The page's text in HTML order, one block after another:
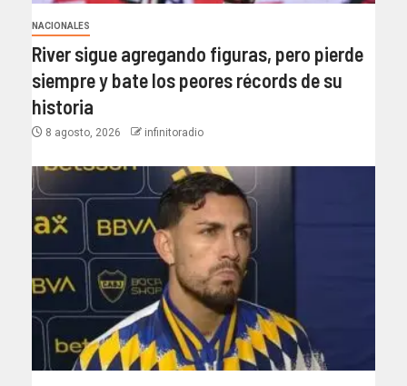
NACIONALES
River sigue agregando figuras, pero pierde
siempre y bate los peores récords de su
historia
8 agosto, 2026 infinitoradio